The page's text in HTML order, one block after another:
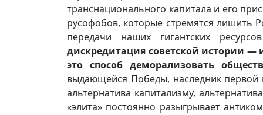
транснационального капитала и его
русофобов, которые стремятся лишить
передачи наших гигантских
дискредитация советской истории
это способ деморализовать
выдающейся Победы, наследник первой
альтернатива капитализму,
«элита» постоянно разыгрывает